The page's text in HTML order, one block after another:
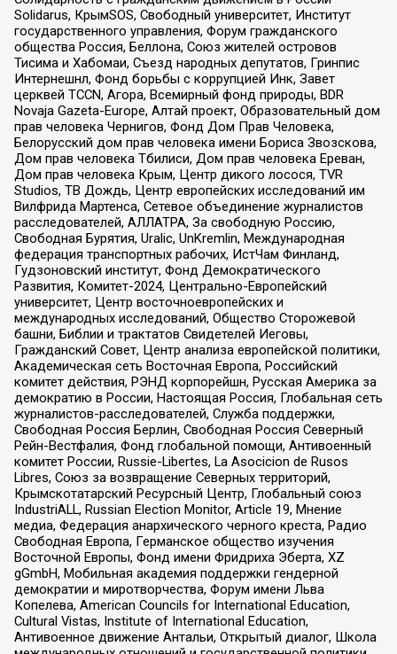
Solidarus, КрымSOS, Свободный университет, Институт
государственного управления, Форум гражданского
общества Россия, Беллона, Союз жителей островов
Тисима и Хабомаи, Съезд народных депутатов, Гринпис
Интернешнл, Фонд борьбы с коррупцией Инк, Завет
церквей TCCN, Агора, Всемирный фонд природы, BDR
Novaja Gazeta-Europe, Алтай проект, Образовательный дом
прав человека Чернигов, Фонд Дом Прав Человека,
Белорусский дом прав человека имени Бориса Звозскова,
Дом прав человека Тбилиси, Дом прав человека Ереван,
Дом прав человека Крым, Центр дикого лосося, TVR
Studios, ТВ Дождь, Центр европейских исследований им
Вилфрида Мартенса, Сетевое объединение журналистов
расследователей, АЛЛАТРА, За свободную Россию,
Свободная Бурятия, Uralic, UnKremlin, Международная
федерация транспортных рабочих, ИстЧам Финланд,
Гудзоновский институт, Фонд Демократического
Развития, Комитет-2024, Центрально-Европейский
университет, Центр восточноевропейских и
международных исследований, Общество Сторожевой
башни, Библии и трактатов Свидетелей Иеговы,
Гражданский Совет, Центр анализа европейской политики,
Академическая сеть Восточная Европа, Российский
комитет действия, РЭНД корпорейшн, Русская Америка за
демократию в России, Настоящая Россия, Глобальная сеть
журналистов-расследователей, Служба поддержки,
Свободная Россия Берлин, Свободная Россия Северный
Рейн-Вестфалия, Фонд глобальной помощи, Антивоенный
комитет России, Russie-Libertes, La Asocicion de Rusos
Libres, Союз за возвращение Северных территорий,
Крымскотатарский Ресурсный Центр, Глобальный союз
IndustriALL, Russian Election Monitor, Article 19, Мнение
медиа, Федерация анархического черного креста, Радио
Свободная Европа, Германское общество изучения
Восточной Европы, Фонд имени Фридриха Эберта, XZ
gGmbH, Мобильная академия поддержки гендерной
демократии и миротворчества, Форум имени Льва
Копелева, American Councils for International Education,
Cultural Vistas, Institute of International Education,
Антивоенное движение Антальи, Открытый диалог, Школа